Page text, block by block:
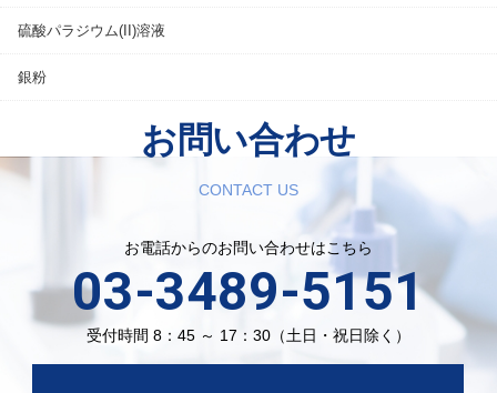
硫酸パラジウム(II)溶液
銀粉
お問い合わせ
CONTACT US
お電話からのお問い合わせはこちら
03-3489-5151
受付時間 8：45 ～ 17：30（土日・祝日除く）